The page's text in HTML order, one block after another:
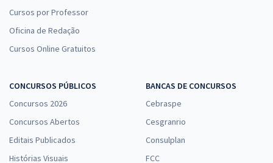
Cursos por Professor
Oficina de Redação
Cursos Online Gratuitos
CONCURSOS PÚBLICOS
Concursos 2026
Concursos Abertos
Editais Publicados
Histórias Visuais
BANCAS DE CONCURSOS
Cebraspe
Cesgranrio
Consulplan
FCC